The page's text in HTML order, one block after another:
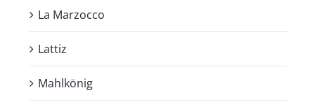
La Marzocco
Lattiz
Mahlkönig